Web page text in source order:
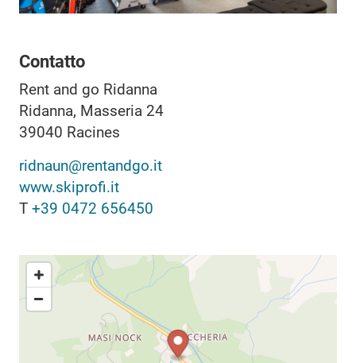
Contatto
Rent and go Ridanna
Ridanna, Masseria 24
39040 Racines
ridnaun@rentandgo.it
www.skiprofi.it
T +39 0472 656450